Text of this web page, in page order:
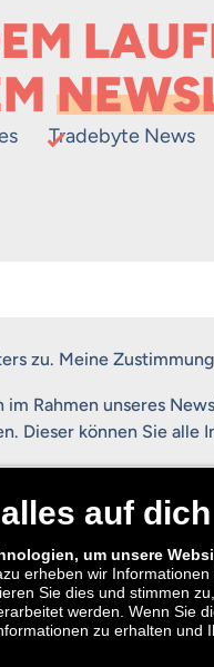
Tradebyte News
zu. Meine
Rahmen unseres
Dieser können Sie alle